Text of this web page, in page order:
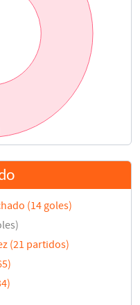
(14 goles)
(21 partidos)